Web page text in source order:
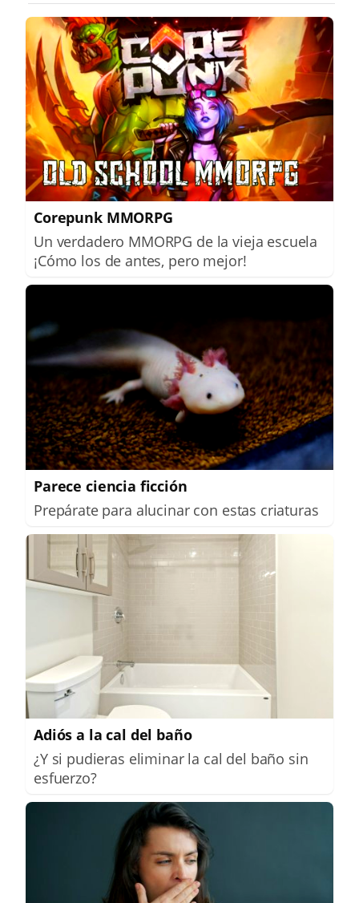
Corepunk MMORPG
Un verdadero MMORPG de la vieja escuela
¡Cómo los de antes, pero mejor!
Parece ciencia ficción
Prepárate para alucinar con estas criaturas
Adiós a la cal del baño
¿Y si pudieras eliminar la cal del baño sin
esfuerzo?